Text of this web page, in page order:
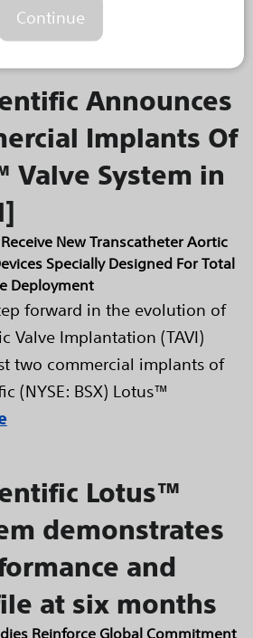
Continue
more
Announces
Implants Of
Valve System in
New Transcatheter Aortic
Specially Designed For Total
Deployment
forward in the evolution of
Valve Implantation (TAVI)
two commercial implants of
(NYSE: BSX) Lotus™
Lotus™
demonstrates
and
at six months
Reinforce Global Commitment